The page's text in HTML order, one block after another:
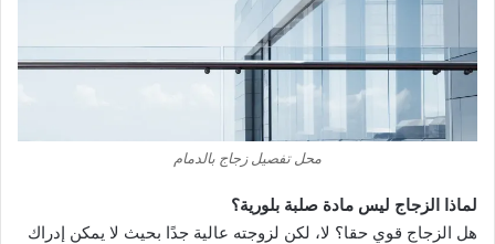
محل تفصيل زجاج بالدمام
لماذا الزجاج ليس مادة صلبة بلورية؟
هل الزجاج قوي حقا؟ لا، لكن لزوجته عالية جدًا بحيث لا يمكن إدراك